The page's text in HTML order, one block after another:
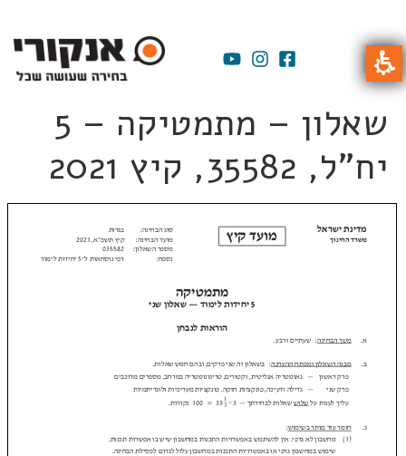
שאלון – מתמטיקה – 5
יח"ל, 35582, קיץ 2021